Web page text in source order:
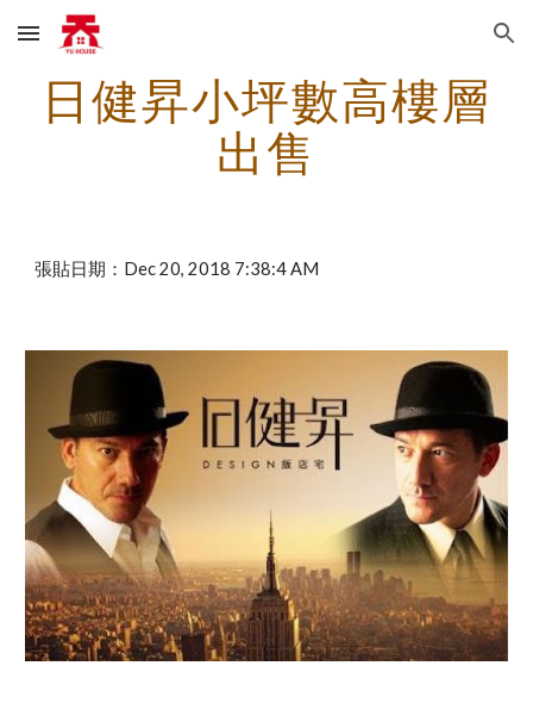
Skip to main content Skip to navigation
日健昇小坪數高樓層
出售
張貼日期：Dec 20, 2018 7:38:4 AM